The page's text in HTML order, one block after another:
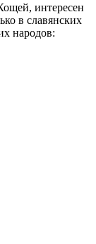
интересен
в славянских
народов: